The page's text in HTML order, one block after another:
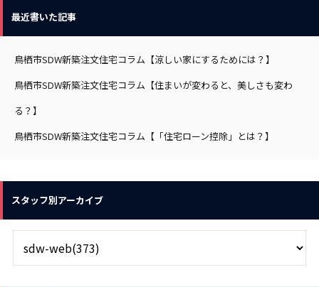
最近書いた記事
鳥栖市SDW新築注文住宅コラム【涼しい家にするためには？】
鳥栖市SDW新築注文住宅コラム【住まいが変わると、美しさも変わ
る？】
鳥栖市SDW新築注文住宅コラム【「住宅ローン控除」とは？】
スタッフ別アーカイブ